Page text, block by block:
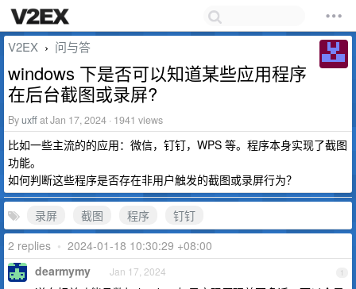
V2EX › 问与答
windows 下是否可以知道某些应用程序
在后台截图或录屏?
Byuxffat Jan 17, 2024 · 1941 views
比如一些主流的的应用：微信，钉钉，WPS 等。程序本身实现了截图
功能。
如何判断这些程序是否存在非用户触发的截图或录屏行为？
录屏 截图 程序
钉钉
2 replies • 2024-01-18 10:30:29 +08:00
1
dearmymy Jan 17, 2024